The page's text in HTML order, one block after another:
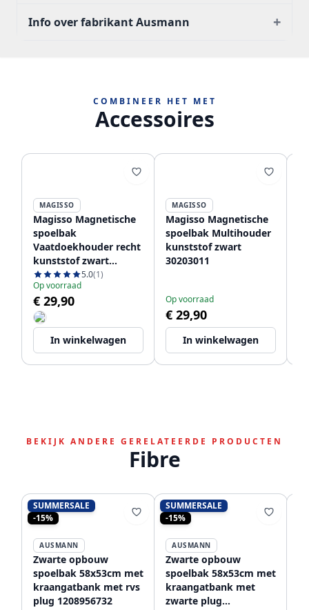
Info over fabrikant Ausmann +
COMBINEER HET MET
Accessoires
MAGISSO
Magisso Magnetische
spoelbak
Vaatdoekhouder recht
kunststof zwart
30201011 5.0(1)
Op voorraad
€ 29,90
In winkelwagen
MAGISSO
Magisso Magnetische
spoelbak Multihouder
kunststof zwart
30203011
Op voorraad
€ 29,90
In winkelwagen
BEKIJK ANDERE GERELATEERDE PRODUCTEN
Fibre
SUMMERSALE
-15%
AUSMANN
Zwarte opbouw
spoelbak 58x53cm met
kraangatbank met rvs
plug 1208956732
SUMMERSALE
-15%
AUSMANN
Zwarte opbouw
spoelbak 58x53cm met
kraangatbank met
zwarte plug